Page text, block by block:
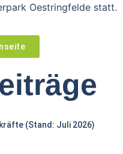
Oestringfelde statt.
(Stand: Juli 2026)